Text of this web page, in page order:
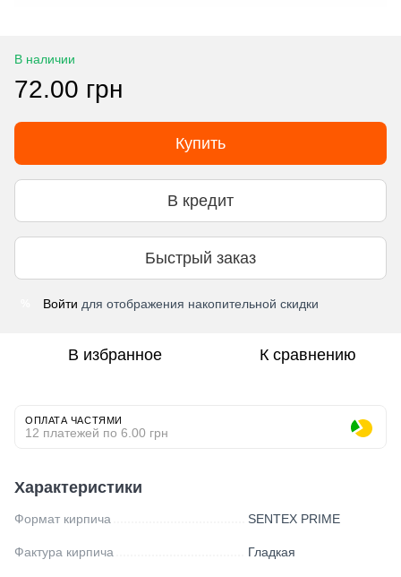
В наличии
72.00 грн
Купить
В кредит
Быстрый заказ
Войти для отображения накопительной скидки
В избранное К сравнению
ОПЛАТА ЧАСТЯМИ
12 платежей по 6.00 грн
Характеристики
Формат кирпича SENTEX PRIME
Фактура кирпича Гладкая